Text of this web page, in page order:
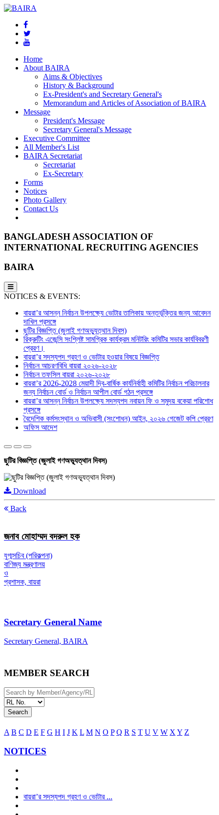
Home
About BAIRA
Aims & Objectives
History & Background
Ex-President's and Secretary General's
Memorandum and Articles of Association of BAIRA
Message
President's Message
Secretary General's Message
Executive Committee
All Member's List
BAIRA Secretariat
Secretariat
Ex-Secretary
Forms
Notices
Photo Gallery
Contact Us
BANGLADESH ASSOCIATION OF
INTERNATIONAL RECRUITING AGENCIES
BAIRA
NOTICES & EVENTS:
বায়রা’র আসন্ন নির্বাচন উপলক্ষ্যে ভোটার তালিকায় অন্তর্ভূক্তির জন্য আবেদন
দাখিল প্রসঙ্গে
ছুটির বিজ্ঞপ্তি (জুলাই গণঅভ্যুত্থান দিবস)
রিক্রুটিং এজেন্সি সংশ্লিষ্ট সামগ্রিক কার্যক্রম মনিটরিং কমিটির সভার কার্যবিবরণী
প্রেরণ।
বায়রা’র সদস্যপদ গ্রহণ ও ভোটার হওয়ার বিষয়ে বিজ্ঞপ্তি
নির্বাচন আচরণবিধি বায়রা ২০২৬-২০২৮
নির্বাচন তফসিল বায়রা ২০২৬-২০২৮
বায়রা’র 2026-2028 মেয়াদী দ্বি-বার্ষিক কার্যনির্বাহী কমিটির নির্বাচন পরিচালনার
জন্য নির্বাচন বোর্ড ও নির্বাচন আপীল বোর্ড গঠন প্রসঙ্গে
বায়রা’র আসন্ন নির্বাচন উপলক্ষ্যে সদস্যপদ নবায়ন ফি ও সমুদয় বকেয়া পরিশোধ
প্রসঙ্গে
বৈদেশিক কর্মসংস্থান ও অভিবাসী (সংশোধন) আইন, ২০২৬ গেজেট কপি প্রেরণ
অফিস আদেশ
ছুটির বিজ্ঞপ্তি (জুলাই গণঅভ্যূত্থান দিবস)
Download
Back
জনাব মোহাম্মদ বদরুল হক
যুগ্মসচিব (পরিকল্পনা)
বাণিজ্য মন্ত্রণালয়
ও
প্রশাসক, বায়রা
Secretary General Name
Secretary General, BAIRA
MEMBER SEARCH
Search
A B C D E F G H I J K L M N O P Q R S T U V W XY Z
NOTICES
বায়রা’র সদস্যপদ গ্রহণ ও ভোটার ...